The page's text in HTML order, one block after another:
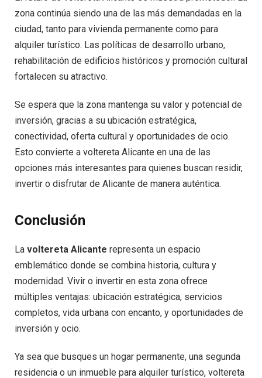
zona continúa siendo una de las más demandadas en la
ciudad, tanto para vivienda permanente como para
alquiler turístico. Las políticas de desarrollo urbano,
rehabilitación de edificios históricos y promoción cultural
fortalecen su atractivo.
Se espera que la zona mantenga su valor y potencial de
inversión, gracias a su ubicación estratégica,
conectividad, oferta cultural y oportunidades de ocio.
Esto convierte a voltereta Alicante en una de las
opciones más interesantes para quienes buscan residir,
invertir o disfrutar de Alicante de manera auténtica.
Conclusión
La voltereta Alicante representa un espacio
emblemático donde se combina historia, cultura y
modernidad. Vivir o invertir en esta zona ofrece
múltiples ventajas: ubicación estratégica, servicios
completos, vida urbana con encanto, y oportunidades de
inversión y ocio.
Ya sea que busques un hogar permanente, una segunda
residencia o un inmueble para alquiler turístico, voltereta